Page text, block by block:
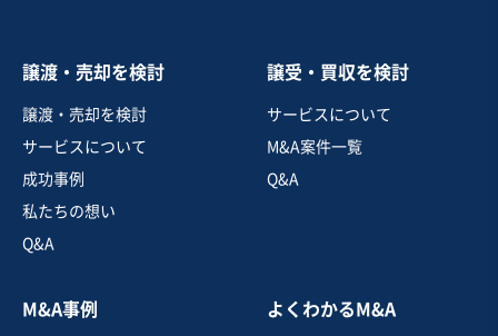
地域
東北地方
従業員数
11名〜20名
譲渡・売却を検討
譲渡・売却を検討
サービスについて
成功事例
私たちの想い
Q&A
譲受・買収を検討
サービスについて
M&A案件一覧
Q&A
M&A事例 よくわかるM&A